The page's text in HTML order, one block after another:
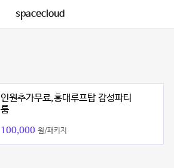
spacecloud
인원추가무료,홍대루프탑 감성파티
룸
100,000 원/패키지